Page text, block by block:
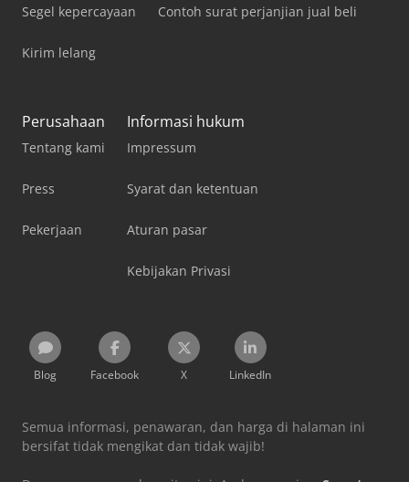
Segel kepercayaan
Kirim lelang
Contoh surat perjanjian jual beli
Perusahaan
Tentang kami
Press
Pekerjaan
Informasi hukum
Impressum
Syarat dan ketentuan
Aturan pasar
Kebijakan Privasi
Blog Facebook X LinkedIn
Semua informasi, penawaran, dan harga di halaman ini
bersifat tidak mengikat dan tidak wajib!